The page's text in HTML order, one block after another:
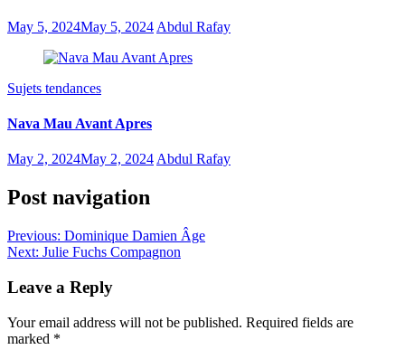
May 5, 2024May 5, 2024 Abdul Rafay
Sujets tendances
Nava Mau Avant Apres
May 2, 2024May 2, 2024 Abdul Rafay
Post navigation
Previous: Dominique Damien Âge
Next: Julie Fuchs Compagnon
Leave a Reply
Your email address will not be published. Required fields are
marked *